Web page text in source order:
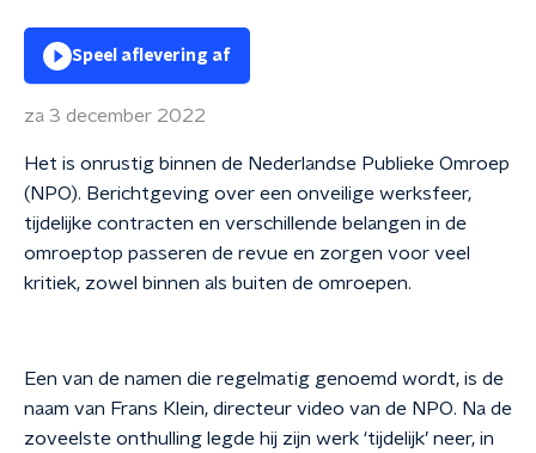
Speel aflevering af
za 3 december 2022
Het is onrustig binnen de Nederlandse Publieke Omroep
(NPO). Berichtgeving over een onveilige werksfeer,
tijdelijke contracten en verschillende belangen in de
omroeptop passeren de revue en zorgen voor veel
kritiek, zowel binnen als buiten de omroepen.
Een van de namen die regelmatig genoemd wordt, is de
naam van Frans Klein, directeur video van de NPO. Na de
zoveelste onthulling legde hij zijn werk ‘tijdelijk’ neer, in